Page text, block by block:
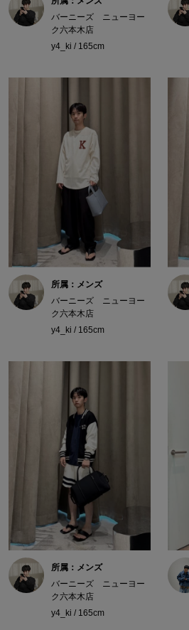
バーニーズ ニューヨー
ク六本木店
y4_ki / 165cm
所属：メンズ
バーニーズ ニューヨー
ク六本木店
y4_ki / 165cm
所属：メンズ
バーニーズ ニューヨー
ク六本木店
y4_ki / 165cm